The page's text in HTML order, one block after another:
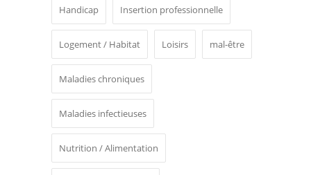
Handicap Insertion professionnelle
Logement / Habitat Loisirs mal-être
Maladies chroniques
Maladies infectieuses
Nutrition / Alimentation